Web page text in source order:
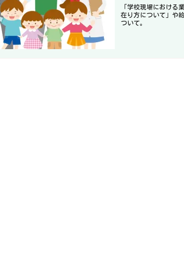
ける業務改善
「学校現場における
在り方について」や
ついて。